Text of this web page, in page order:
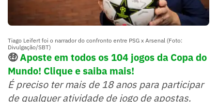
Tiago Leifert foi o narrador do confronto entre PSG x Arsenal (Foto:
Divulgação/SBT)
🤑Aposte em todos os 104 jogos da Copa do
Mundo! Clique e saiba mais!
É preciso ter mais de 18 anos para participar
de qualquer atividade de jogo de apostas.